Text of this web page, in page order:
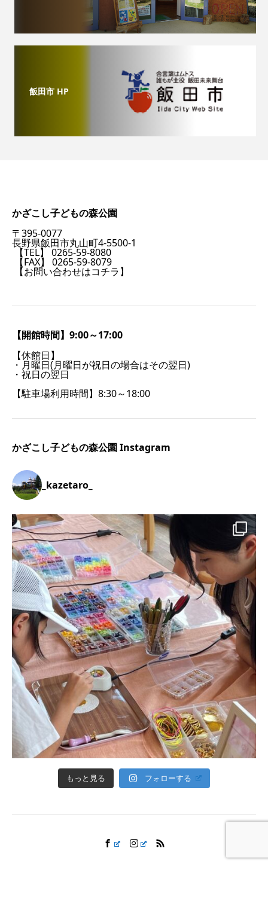
飯田市 HP
かざこし子どもの森公園
〒395-0077
長野県飯田市丸山町4-5500-1
【TEL】 0265-59-8080
【FAX】 0265-59-8079
【お問い合わせはコチラ】
【開館時間】9:00～17:00
【休館日】
・月曜日(月曜日が祝日の場合はその翌日)
・祝日の翌日
【駐車場利用時間】8:30～18:00
かざこし子どもの森公園 Instagram
_kazetaro_
もっと見る フォローする